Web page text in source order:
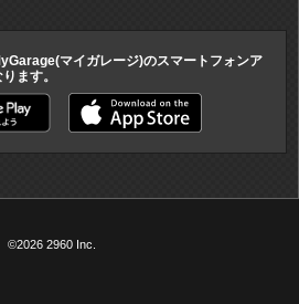
マイガレージ)のスマートフォンア
ます。
©2026 2960 Inc.